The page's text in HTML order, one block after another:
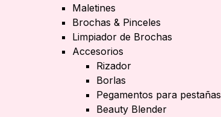
Maletines
Brochas & Pinceles
Limpiador de Brochas
Accesorios
Rizador
Borlas
Pegamentos para pestañas
Beauty Blender